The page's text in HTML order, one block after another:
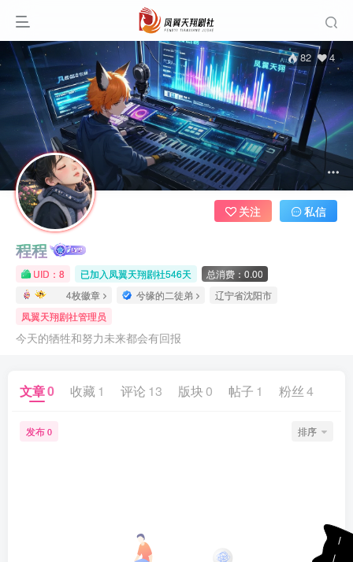
82 4
程程
UID：8 已加入凤翼天翔剧社546天
总消费：0.00
4枚徽章
兮缘的二徒弟
辽宁省沈阳市
凤翼天翔剧社管理员
今天的牺牲和努力未来都会有回报
关注 私信
文章0 收藏 1 评论 13 版块 0 帖子 1 粉丝4
发布 0 排序